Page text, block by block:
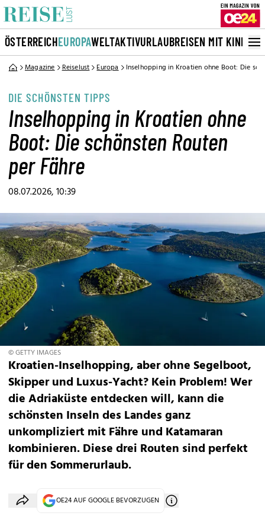
ÖSTERREICHEUROPAWELTAKTIVURLAUBREISEN MIT KINDERN
Magazine Reiselust Europa Inselhopping in Kroatien ohne Boot: Die
DIE SCHÖNSTEN TIPPS
Inselhopping in Kroatien ohne
Boot: Die schönsten Routen
per Fähre
08.07.2026, 10:39
© GETTY IMAGES
Kroatien-Inselhopping, aber ohne Segelboot,
Skipper und Luxus-Yacht? Kein Problem! Wer
die Adriaküste entdecken will, kann die
schönsten Inseln des Landes ganz
unkompliziert mit Fähre und Katamaran
kombinieren. Diese drei Routen sind perfekt
für den Sommerurlaub.
OE24 AUF GOOGLE BEVORZUGEN